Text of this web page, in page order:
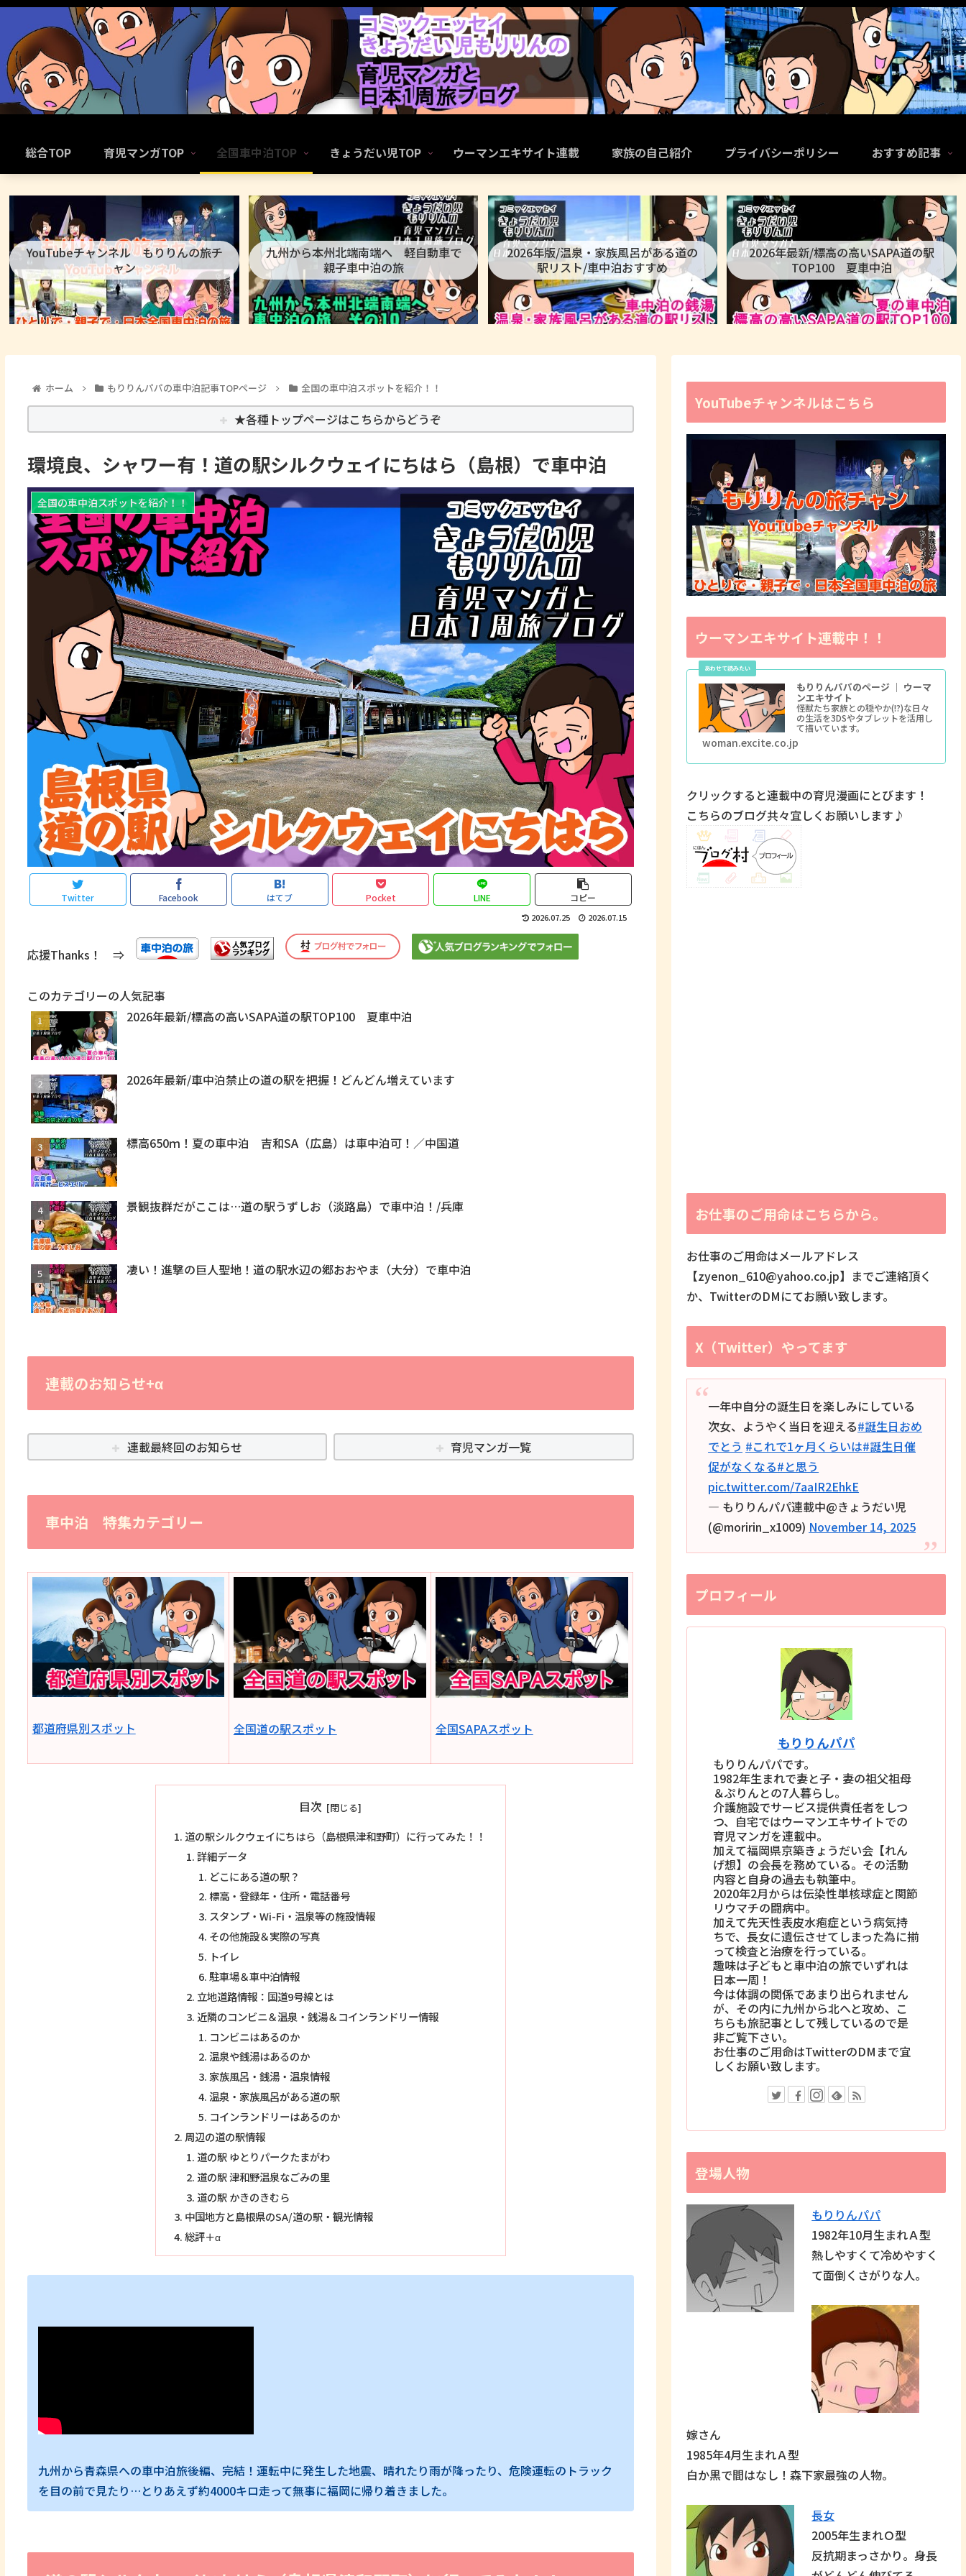
総合TOP 育児マンガTOP 全国車中泊TOP きょうだい児TOP ウーマンエキサイト連載 家族の自己紹介 プライバシーポリシー おすすめ記事
YouTubeチャンネル もりりんの旅チ
ャン
九州から本州北端南端へ 軽自動車で
親子車中泊の旅
2026年版/温泉・家族風呂がある道の
駅リスト/車中泊おすすめ
2026年最新/標高の高いSAPA道の駅
TOP100 夏車中泊
ホーム もりりんパパの車中泊記事TOPページ 全国の車中泊スポットを紹介！！
★各種トップページはこちらからどうぞ
環境良、シャワー有！道の駅シルクウェイにちはら（島根）で車中泊
全国の車中泊スポットを紹介！！
Twitter Facebook はてブ Pocket LINE コピー
2026.07.25 2026.07.15
応援Thanks！ ⇒
このカテゴリーの人気記事
2026年最新/標高の高いSAPA道の駅TOP100 夏車中泊
2026年最新/車中泊禁止の道の駅を把握！どんどん増えています
標高650ｍ！夏の車中泊 吉和SA（広島）は車中泊可！／中国道
景観抜群だがここは…道の駅うずしお（淡路島）で車中泊！/兵庫
凄い！進撃の巨人聖地！道の駅水辺の郷おおやま（大分）で車中泊
連載のお知らせ+α
連載最終回のお知らせ 育児マンガ一覧
車中泊 特集カテゴリー
都道府県別スポット 全国道の駅スポット 全国SAPAスポット
目次
道の駅シルクウェイにちはら（島根県津和野町）に行ってみた！！
詳細データ
どこにある道の駅？
標高・登録年・住所・電話番号
スタンプ・Wi-Fi・温泉等の施設情報
その他施設＆実際の写真
トイレ
駐車場＆車中泊情報
立地道路情報：国道9号線とは
近隣のコンビニ＆温泉・銭湯＆コインランドリー情報
コンビニはあるのか
温泉や銭湯はあるのか
家族風呂・銭湯・温泉情報
温泉・家族風呂がある道の駅
コインランドリーはあるのか
周辺の道の駅情報
道の駅 ゆとりパークたまがわ
道の駅 津和野温泉なごみの里
道の駅 かきのきむら
中国地方と島根県のSA/道の駅・観光情報
総評＋α
九州から青森県への車中泊旅後編、完結！運転中に発生した地震、晴れたり雨が降ったり、危険運転のトラック
を目の前で見たり…とりあえず約4000キロ走って無事に福岡に帰り着きました。
YouTubeチャンネルはこちら
ウーマンエキサイト連載中！！
もりりんパパのページ ｜ ウーマ
ンエキサイト
怪獣たち家族との穏やか(!?)な日々
の生活を3DSやタブレットを活用し
て描いています。
woman.excite.co.jp
クリックすると連載中の育児漫画にとびます！
こちらのブログ共々宜しくお願いします♪
お仕事のご用命はこちらから。
お仕事のご用命はメールアドレス
【zyenon_610@yahoo.co.jp】までご連絡頂く
か、TwitterのDMにてお願い致します。
X（Twitter）やってます
一年中自分の誕生日を楽しみにしている
次女、ようやく当日を迎える#誕生日おめ
でとう #これで1ヶ月くらいは#誕生日催
促がなくなる#と思う
pic.twitter.com/7aaIR2EhkE
— もりりんパパ連載中@きょうだい児
(@moririn_x1009) November 14, 2025
プロフィール
もりりんパパ
もりりんパパです。
1982年生まれで妻と子・妻の祖父祖母
＆ぷりんとの7人暮らし。
介護施設でサービス提供責任者をしつ
つ、自宅ではウーマンエキサイトでの
育児マンガを連載中。
加えて福岡県京築きょうだい会【れん
げ想】の会長を務めている。その活動
内容と自身の過去も執筆中。
2020年2月からは伝染性単核球症と関節
リウマチの闘病中。
加えて先天性表皮水疱症という病気持
ちで、長女に遺伝させてしまった為に揃
って検査と治療を行っている。
趣味は子どもと車中泊の旅でいずれは
日本一周！
今は体調の関係であまり出られません
が、その内に九州から北へと攻め、こ
ちらも旅記事として残しているので是
非ご覧下さい。
お仕事のご用命はTwitterのDMまで宜
しくお願い致します。
登場人物
もりりんパパ
1982年10月生まれＡ型
熱しやすくて冷めやすく
て面倒くさがりな人。
嫁さん
1985年4月生まれＡ型
白か黒で間はなし！森下家最強の人物。
長女
2005年生まれＯ型
反抗期まっさかり。身長